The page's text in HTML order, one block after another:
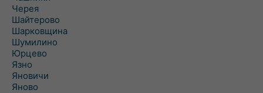
Черея
Шайтерово
Шарковщина
Шумилино
Юрцево
Язно
Яновичи
Яново